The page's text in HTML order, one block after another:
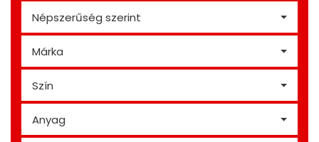
Népszerűség szerint
Márka
Szín
Anyag